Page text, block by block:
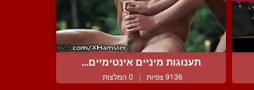
תענוגות מיניים אינטימיים...
9136 צפיות | 0 המלצות